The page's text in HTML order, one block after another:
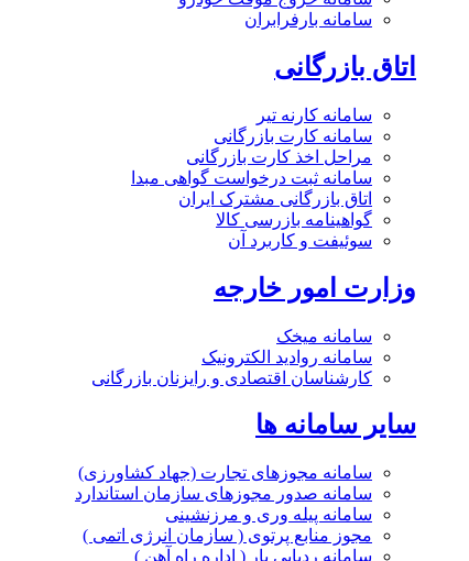
سامانه بارفرابران
اتاق بازرگانی
سامانه کارنه تیر
سامانه کارت بازرگانی
مراحل اخذ کارت بازرگانی
سامانه ثبت درخواست گواهی مبدا
اتاق بازرگانی مشترک ایران
گواهینامه بازرسی کالا
سوئیفت و کاربرد آن
وزارت امور خارجه
سامانه میخک
سامانه روادید الکترونیک
کارشناسان اقتصادی و رایزنان بازرگانی
سایر سامانه ها
سامانه مجوزهای تجارت (جهاد کشاورزی)
سامانه صدور مجوزهای سازمان استاندارد
سامانه پیله وری و مرزنشینی
مجوز منابع پرتوی ( سازمان انرژی اتمی )
سامانه ردیابی بار ( اداره راه آهن )